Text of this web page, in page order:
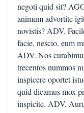
negoti quid sit?
animum advortite
novistis? ADV.
facie, nescio. eum
ADV. Nos
trecentos nummos
inspicere oportet
quid dicamus mox
inspicite. ADV.